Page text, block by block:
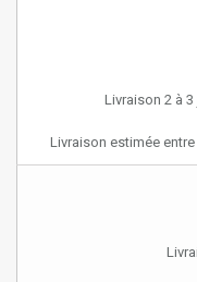
Livraison 2 à
Livraison estimée entre